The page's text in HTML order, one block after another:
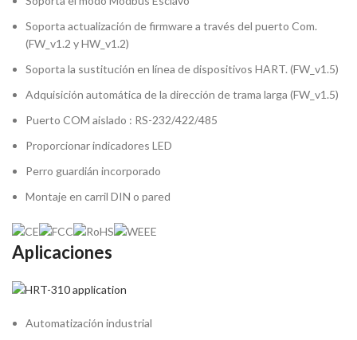
Soporta actualización de firmware a través del puerto Com.
(FW_v1.2 y HW_v1.2)
Soporta la sustitución en línea de dispositivos HART. (FW_v1.5)
Adquisición automática de la dirección de trama larga (FW_v1.5)
Puerto COM aislado : RS-232/422/485
Proporcionar indicadores LED
Perro guardián incorporado
Montaje en carril DIN o pared
Aplicaciones
Automatización industrial